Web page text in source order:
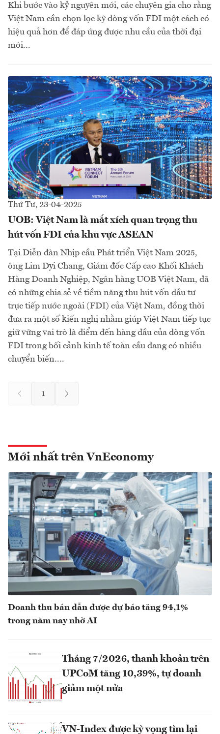
Khi bước vào kỷ nguyên mới, các chuyên gia cho rằng
Việt Nam cần chọn lọc kỹ dòng vốn FDI một cách có
hiệu quả hơn để đáp ứng được nhu cầu của thời đại
mới...
Thứ Tư, 23-04-2025
UOB: Việt Nam là mắt xích quan trọng thu
hút vốn FDI của khu vực ASEAN
Tại Diễn đàn Nhịp cầu Phát triển Việt Nam 2025,
ông Lim Dyi Chang, Giám đốc Cấp cao Khối Khách
Hàng Doanh Nghiệp, Ngân hàng UOB Việt Nam, đã
có những chia sẻ về tiềm năng thu hút vốn đầu tư
trực tiếp nước ngoài (FDI) của Việt Nam, đồng thời
đưa ra một số kiến nghị nhằm giúp Việt Nam tiếp tục
giữ vững vai trò là điểm đến hàng đầu của dòng vốn
FDI trong bối cảnh kinh tế toàn cầu đang có nhiều
chuyển biến....
1
Mới nhất trên VnEconomy
Doanh thu bán dẫn được dự báo tăng 94,1%
trong năm nay nhờ AI
Tháng 7/2026, thanh khoản trên
UPCoM tăng 10,39%, tự doanh
giảm một nửa
VN-Index được kỳ vọng tìm lại